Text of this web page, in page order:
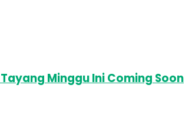
Minggu Ini Coming Soon